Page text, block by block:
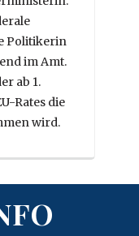
Politikerin
im Amt.
ab 1.
Rates die
wird.